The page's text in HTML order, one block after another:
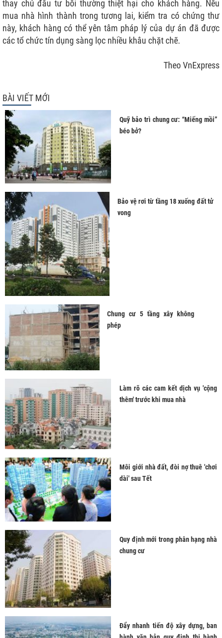
thay chủ đầu tư bồi thường thiệt hại cho khách hàng. Nếu
mua nhà hình thành trong tương lai, kiểm tra có chứng thư
này, khách hàng có thể yên tâm pháp lý của dự án đã được
các tổ chức tín dụng sàng lọc nhiều khâu chặt chẽ.
Theo VnExpress
BÀI VIẾT MỚI
Quỹ bảo trì chung cư: “Miếng mồi”
béo bở?
Bảo vệ rơi từ tầng 18 xuống đất tử
vong
Chung cư 5 tầng xây không
phép
Làm rõ các cam kết dịch vụ 'cộng
thêm' trước khi mua nhà
Môi giới nhà đất, đòi nợ thuê 'chơi
dài' sau Tết
Quy định mới trong phân hạng nhà
chung cư
Đẩy nhanh tiến độ xây dựng, ban